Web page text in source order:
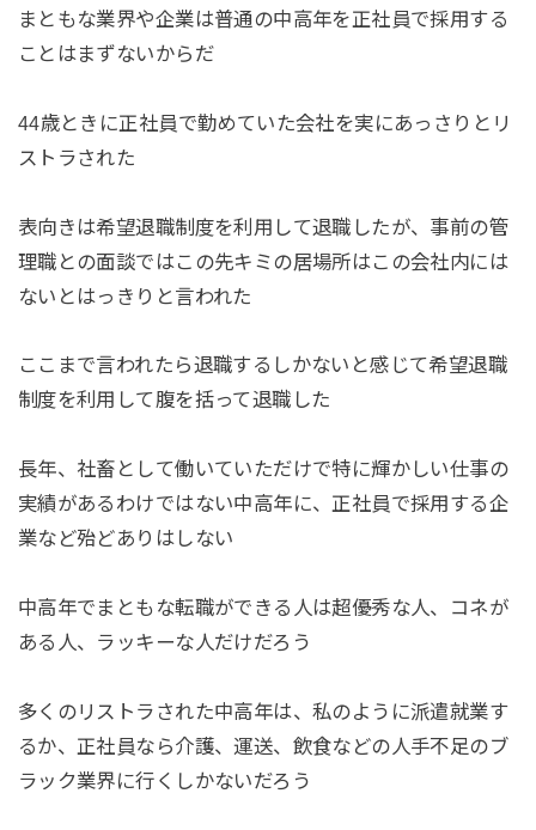
まともな業界や企業は普通の中高年を正社員で採用する
ことはまずないからだ
44歳ときに正社員で勤めていた会社を実にあっさりとリ
ストラされた
表向きは希望退職制度を利用して退職したが、事前の管
理職との面談ではこの先キミの居場所はこの会社内には
ないとはっきりと言われた
ここまで言われたら退職するしかないと感じて希望退職
制度を利用して腹を括って退職した
長年、社畜として働いていただけで特に輝かしい仕事の
実績があるわけではない中高年に、正社員で採用する企
業など殆どありはしない
中高年でまともな転職ができる人は超優秀な人、コネが
ある人、ラッキーな人だけだろう
多くのリストラされた中高年は、私のように派遣就業す
るか、正社員なら介護、運送、飲食などの人手不足のブ
ラック業界に行くしかないだろう